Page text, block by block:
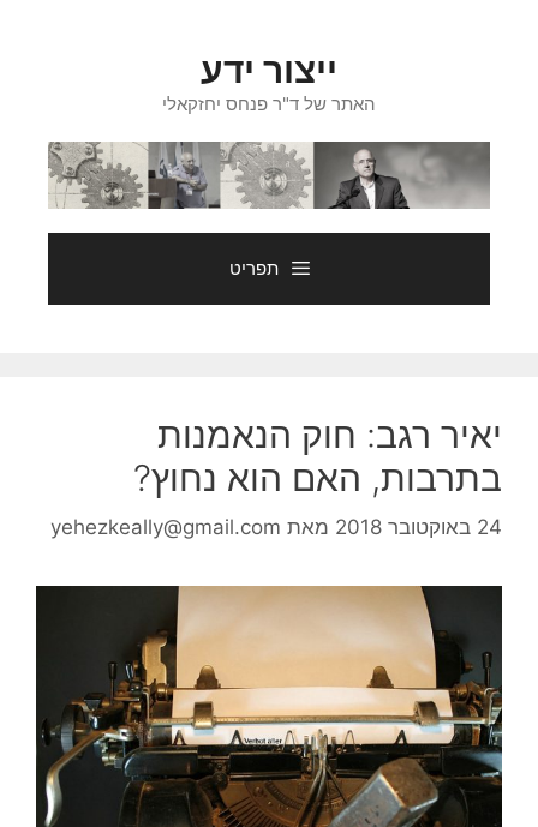
ייצור ידע
האתר של ד"ר פנחס יחזקאלי
תפריט
יאיר רגב: חוק הנאמנות
בתרבות, האם הוא נחוץ?
24 באוקטובר 2018 מאת yehezkeally@gmail.com